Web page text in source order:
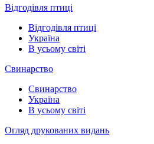
Відгодівля птиці
Відгодівля птиці
Україна
В усьому світі
Свинарство
Свинарство
Україна
В усьому світі
Огляд друкованих видань